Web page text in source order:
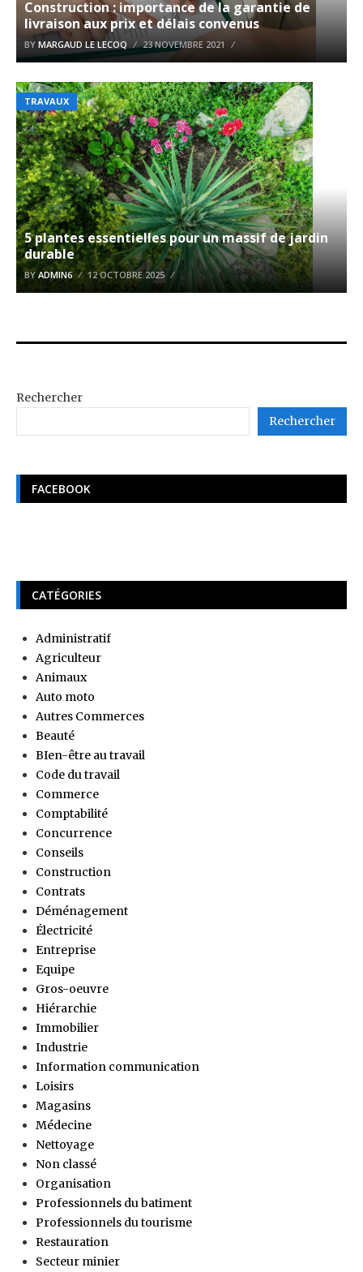
Construction : importance de la garantie de
livraison aux prix et délais convenus
BY MARGAUD LE LECOQ 23 NOVEMBRE 2021
TRAVAUX
5 plantes essentielles pour un massif de jardin
durable
BYADMIN6 12 OCTOBRE 2025
Rechercher
Rechercher
FACEBOOK
CATÉGORIES
Administratif
Agriculteur
Animaux
Auto moto
Autres Commerces
Beauté
BIen-être au travail
Code du travail
Commerce
Comptabilité
Concurrence
Conseils
Construction
Contrats
Déménagement
Électricité
Entreprise
Equipe
Gros-oeuvre
Hiérarchie
Immobilier
Industrie
Information communication
Loisirs
Magasins
Médecine
Nettoyage
Non classé
Organisation
Professionnels du batiment
Professionnels du tourisme
Restauration
Secteur minier